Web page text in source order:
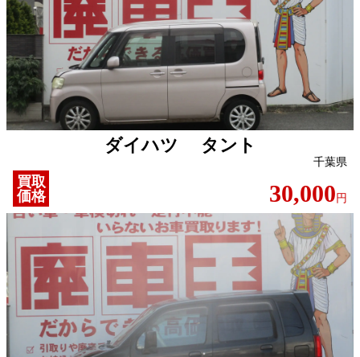
ダイハツ タント
千葉県
買取
価格
30,000 円